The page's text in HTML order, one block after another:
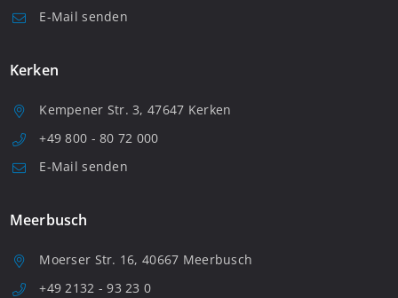
E-Mail senden
Kerken
Kempener Str. 3, 47647 Kerken
+49 800 - 80 72 000
E-Mail senden
Meerbusch
Moerser Str. 16, 40667 Meerbusch
+49 2132 - 93 23 0